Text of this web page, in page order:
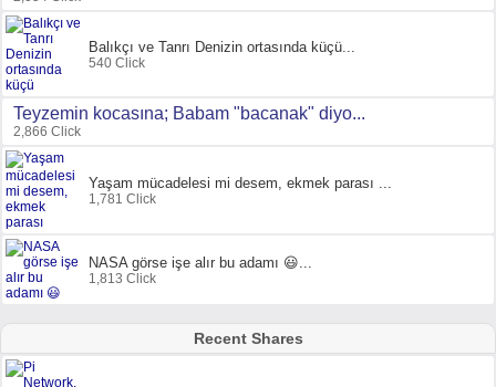
Balıkçı ve Tanrı Denizin ortasında küçü...
540 Click
Teyzemin kocasına; Babam "bacanak" diyo...
2,866 Click
Yaşam mücadelesi mi desem, ekmek parası ...
1,781 Click
NASA görse işe alır bu adamı 😃...
1,813 Click
Recent Shares